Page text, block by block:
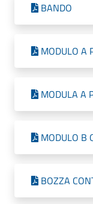
BANDO
MODULO A
MODULA A
MODULO B
BOZZA